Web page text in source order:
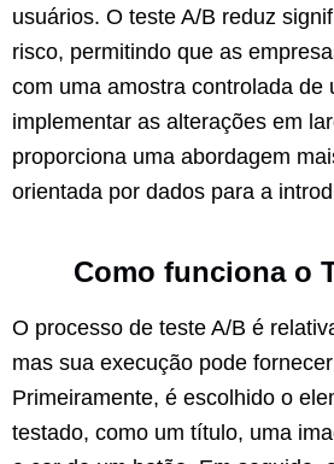
usuários. O teste A/B reduz
risco, permitindo que as
com uma amostra controlada de
implementar as alterações em
proporciona uma abordagem
orientada por dados para a
Como funciona o
O processo de teste A/B é
mas sua execução pode
Primeiramente, é escolhido o
testado, como um título, uma